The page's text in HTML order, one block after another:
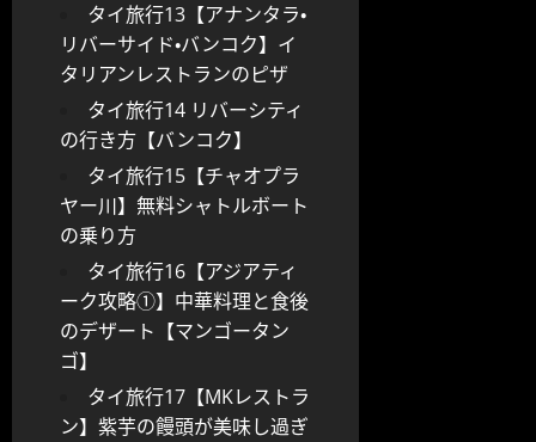
タイ旅行13【アナンタラ・
リバーサイド・バンコク】イ
タリアンレストランのピザ
タイ旅行14 リバーシティ
の行き方【バンコク】
タイ旅行15【チャオプラ
ヤー川】無料シャトルボート
の乗り方
タイ旅行16【アジアティ
ーク攻略①】中華料理と食後
のデザート【マンゴータン
ゴ】
タイ旅行17【MKレストラ
ン】紫芋の饅頭が美味し過ぎ